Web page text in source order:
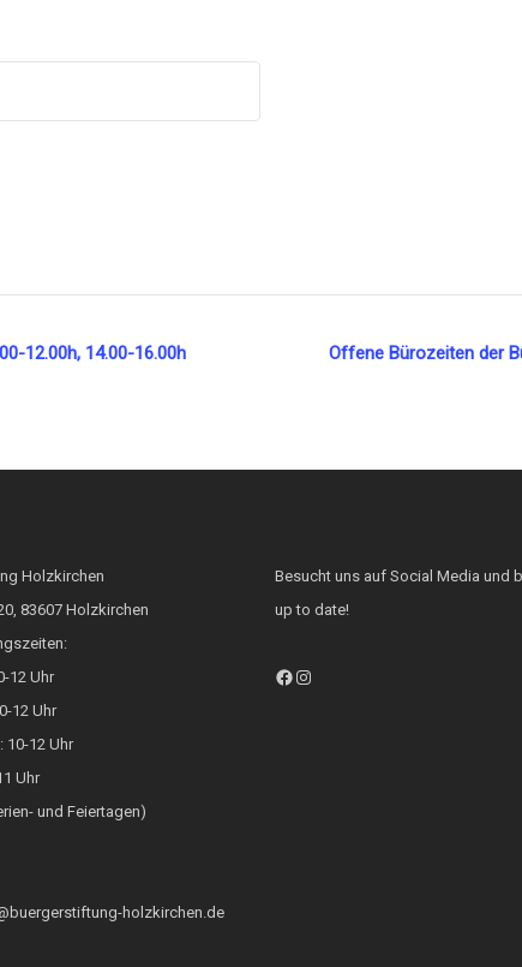
12.00h, 14.00-16.00h Offene Bürozeiten der
Holzkirchen
83607 Holzkirchen
12 Uhr
12 Uhr
10-12 Uhr
Uhr
und Feiertagen)
holzkirchen.de
Besucht uns auf Social Media und
up to date!
Facebook